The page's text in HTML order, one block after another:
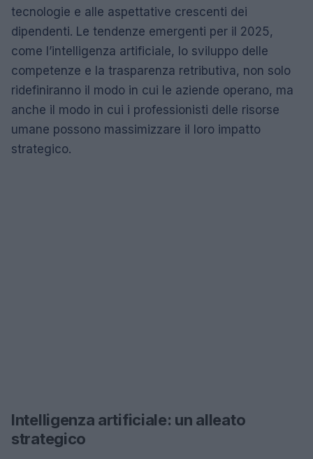
tecnologie e alle aspettative crescenti dei
dipendenti. Le tendenze emergenti per il 2025,
come l’intelligenza artificiale, lo sviluppo delle
competenze e la trasparenza retributiva, non solo
ridefiniranno il modo in cui le aziende operano, ma
anche il modo in cui i professionisti delle risorse
umane possono massimizzare il loro impatto
strategico.
Intelligenza artificiale: un alleato
strategico